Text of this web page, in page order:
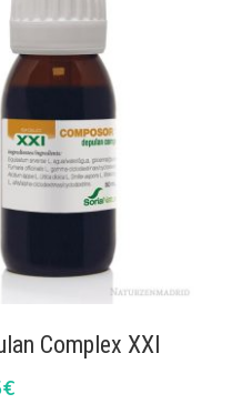
Complex XXI
€